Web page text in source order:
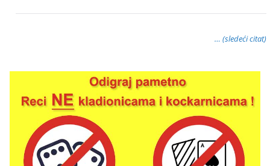
… (sledeći citat)